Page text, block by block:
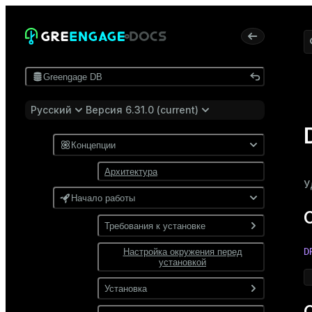
Greengage DB
Русский Версия 6.31.0 (current)
Концепции
Архитектура
Начало работы
Требования к установке
Программные требования
Требования к сети
Настройка окружения перед
установкой
Установка